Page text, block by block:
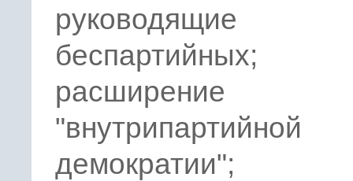
руководящие
беспартийных;
расширение
"внутрипартийной
демократии";